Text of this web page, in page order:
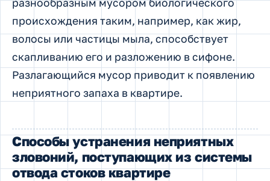
разнообразным мусором биологического
происхождения таким, например, как жир,
волосы или частицы мыла, способствует
скапливанию его и разложению в сифоне.
Разлагающийся мусор приводит к появлению
неприятного запаха в квартире.
Способы устранения неприятных
зловоний, поступающих из системы
отвода стоков квартире